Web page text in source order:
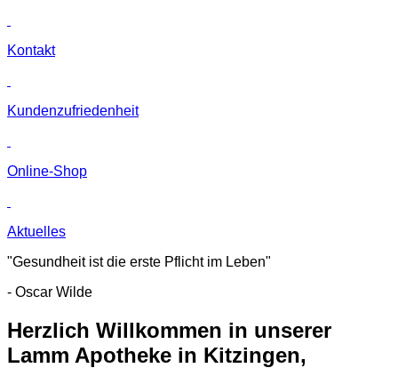
Kontakt
Kunden­zufriedenheit
Online-Shop
Aktuelles
"Gesundheit ist die erste Pflicht im Leben"
- Oscar Wilde
Herzlich Willkommen in unserer
Lamm Apotheke in Kitzingen,